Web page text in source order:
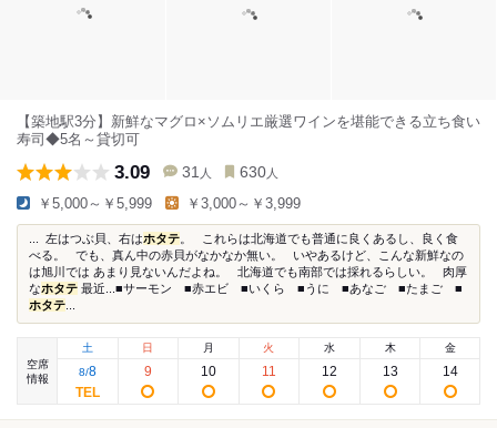
【築地駅3分】新鮮なマグロ×ソムリエ厳選ワインを堪能できる立ち食い
寿司◆5名～貸切可
3.09 31 人 630 人
￥5,000～￥5,999 ￥3,000～￥3,999
... 左はつぶ貝、右はホタテ 。 これらは北海道でも普通に良くあるし、良く食
べる。 でも、真ん中の赤貝がなかなか無い。 いやあるけど、こんな新鮮なの
は旭川では あまり見ないんだよね。 北海道でも南部では採れるらしい。 肉厚
なホタテ 最近...■サーモン ■赤エビ ■いくら ■うに ■あなご ■たまご ■
ホタテ
空席
情報
土
8/8
日
9
月
10
火
11
水
12
木
13
金
14